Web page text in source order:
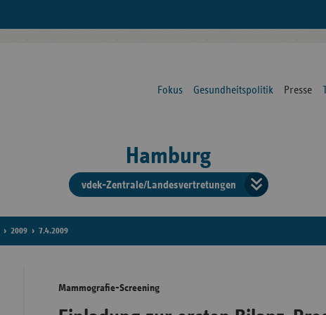
Fokus Gesundheitspolitik Presse
Hamburg
vdek-Zentrale/Landesvertretungen
der
2009 7.4.2009
Mammografie-Screening